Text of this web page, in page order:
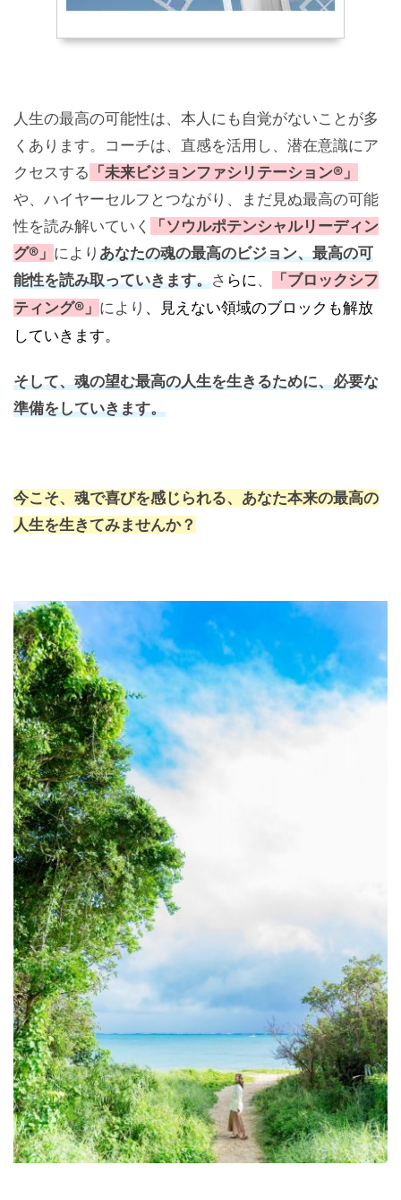
人生の最高の可能性は、本人にも自覚がないことが多
くあります。コーチは、直感を活用し、潜在意識にア
クセスする 「未来ビジョンファシリテーション®」
や、ハイヤーセルフとつながり、まだ見ぬ最高の可能
性を読み解いていく
「ソウルポテンシャルリーディン
グ®」 により あなたの魂の最高のビジョン、最高の可
能性を読み取っていきます。さ らに、
「ブロックシフ
ティング® 」 により 、見えない領域のブロックも解放
していきます。
そして、魂の望む最高の人生を生きるために、必要な
準備をしていきます。
今こそ、魂で喜びを感じられる、 あなた本来の最高の
人生を生きてみませんか？